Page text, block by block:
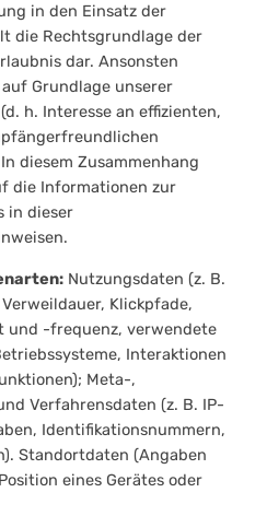
in den Einsatz der
die Rechtsgrundlage der
dar. Ansonsten
Grundlage unserer
h. Interesse an effizienten,
diesem Zusammenhang
die Informationen zur
in dieser
Nutzungsdaten (z. B.
Klickpfade,
und -frequenz, verwendete
Interaktionen
Meta-,
Verfahrensdaten (z. B. IP-
Identifikationsnummern,
Standortdaten (Angaben
eines Gerätes oder